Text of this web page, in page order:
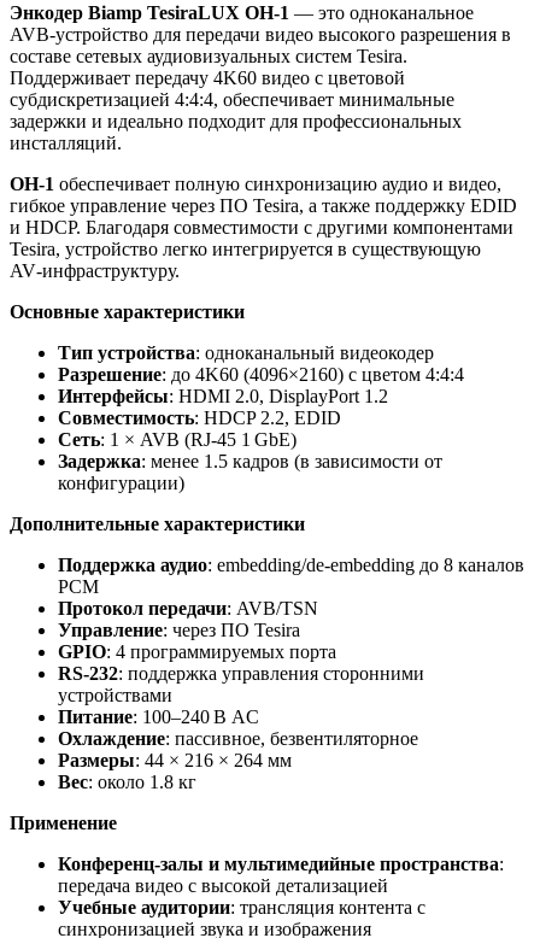
Энкодер Biamp TesiraLUX OH‑1 — это одноканальное
AVB‑устройство для передачи видео высокого разрешения в
составе сетевых аудиовизуальных систем Tesira.
Поддерживает передачу 4K60 видео с цветовой
субдискретизацией 4:4:4, обеспечивает минимальные
задержки и идеально подходит для профессиональных
инсталляций.
OH‑1 обеспечивает полную синхронизацию аудио и видео,
гибкое управление через ПО Tesira, а также поддержку EDID
и HDCP. Благодаря совместимости с другими компонентами
Tesira, устройство легко интегрируется в существующую
AV‑инфраструктуру.
Основные характеристики
Тип устройства: одноканальный видеокодер
Разрешение: до 4K60 (4096×2160) с цветом 4:4:4
Интерфейсы: HDMI 2.0, DisplayPort 1.2
Совместимость: HDCP 2.2, EDID
Сеть: 1 × AVB (RJ‑45 1 GbE)
Задержка: менее 1.5 кадров (в зависимости от
конфигурации)
Дополнительные характеристики
Поддержка аудио: embedding/de‑embedding до 8 каналов
PCM
Протокол передачи: AVB/TSN
Управление: через ПО Tesira
GPIO: 4 программируемых порта
RS‑232: поддержка управления сторонними
устройствами
Питание: 100–240 В AC
Охлаждение: пассивное, безвентиляторное
Размеры: 44 × 216 × 264 мм
Вес: около 1.8 кг
Применение
Конференц‑залы и мультимедийные пространства:
передача видео с высокой детализацией
Учебные аудитории: трансляция контента с
синхронизацией звука и изображения